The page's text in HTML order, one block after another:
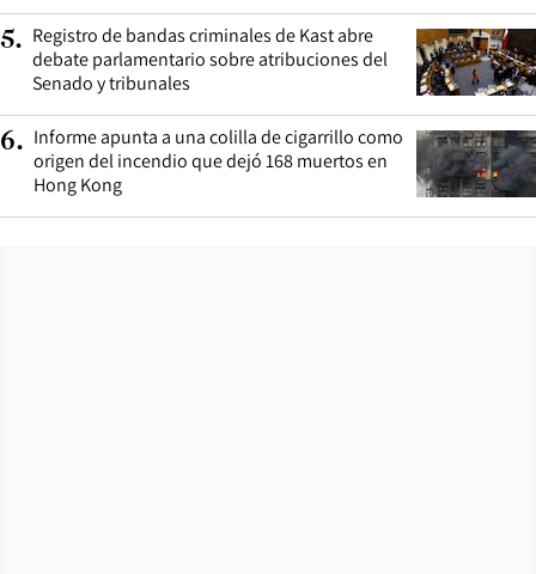
5. Registro de bandas criminales de Kast abre
debate parlamentario sobre atribuciones del
Senado y tribunales
6. Informe apunta a una colilla de cigarrillo como
origen del incendio que dejó 168 muertos en
Hong Kong